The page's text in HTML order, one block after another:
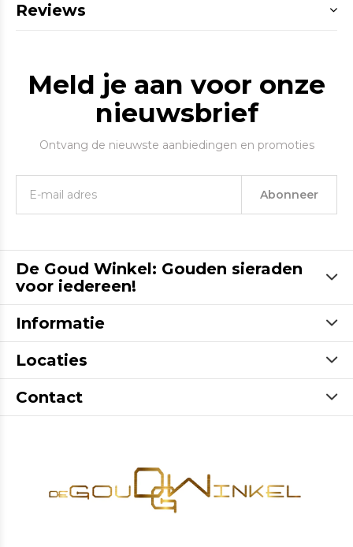
Reviews
Meld je aan voor onze
nieuwsbrief
Ontvang de nieuwste aanbiedingen en promoties
Abonneer
De Goud Winkel: Gouden sieraden
voor iedereen!
Informatie
Locaties
Contact